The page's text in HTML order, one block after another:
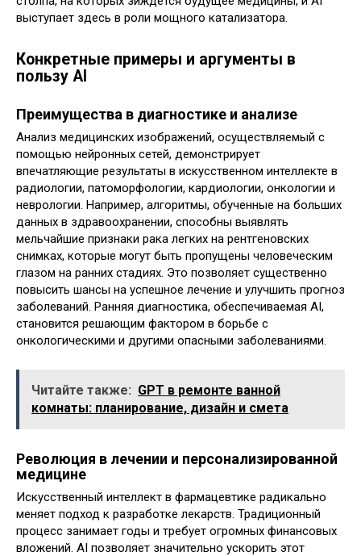
выступает здесь в роли мощного катализатора.
Конкретные примеры и аргументы в
пользу AI
Преимущества в диагностике и анализе
Анализ медицинских изображений, осуществляемый с
помощью нейронных сетей, демонстрирует
впечатляющие результаты в искусственном интеллекте в
радиологии, патоморфологии, кардиологии, онкологии и
неврологии. Например, алгоритмы, обученные на больших
данных в здравоохранении, способны выявлять
мельчайшие признаки рака легких на рентгеновских
снимках, которые могут быть пропущены человеческим
глазом на ранних стадиях. Это позволяет существенно
повысить шансы на успешное лечение и улучшить прогноз
заболеваний. Ранняя диагностика, обеспечиваемая AI,
становится решающим фактором в борьбе с
онкологическими и другими опасными заболеваниями.
Читайте также: GPT в ремонте ванной
комнаты: планирование, дизайн и смета
Революция в лечении и персонализированной
медицине
Искусственный интеллект в фармацевтике радикально
меняет подход к разработке лекарств. Традиционный
процесс занимает годы и требует огромных финансовых
вложений. AI позволяет значительно ускорить этот